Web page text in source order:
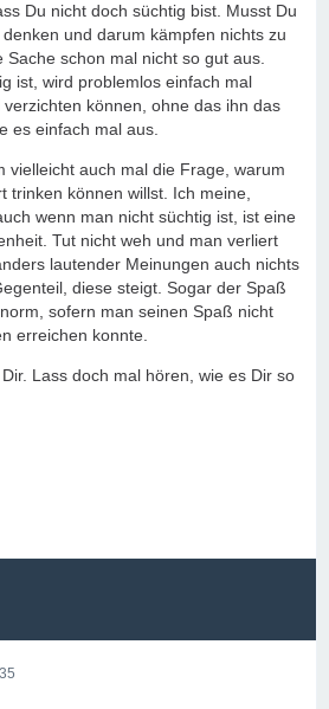
Du nicht doch süchtig bist. Musst Du
und darum kämpfen nichts zu
schon mal nicht so gut aus.
ist, wird problemlos einfach mal
können, ohne das ihn das
es einfach mal aus.
vielleicht auch mal die Frage, warum
trinken können willst. Ich meine,
wenn man nicht süchtig ist, ist eine
Tut nicht weh und man verliert
lautender Meinungen auch nichts
diese steigt. Sogar der Spaß
sofern man seinen Spaß nicht
erreichen konnte.
Lass doch mal hören, wie es Dir so